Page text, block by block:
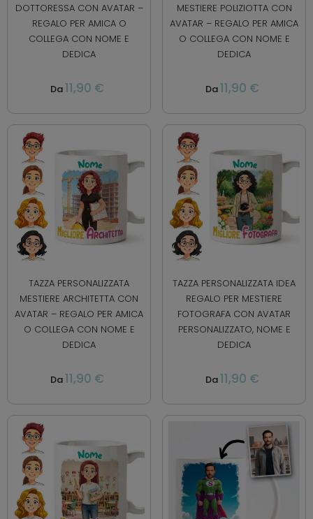
DOTTORESSA CON AVATAR –
REGALO PER AMICA O
COLLEGA CON NOME E
DEDICA
Da11,90 €
MESTIERE POLIZIOTTA CON
AVATAR – REGALO PER AMICA
O COLLEGA CON NOME E
DEDICA
Da11,90 €
TAZZA PERSONALIZZATA
MESTIERE ARCHITETTA CON
AVATAR – REGALO PER AMICA
O COLLEGA CON NOME E
DEDICA
Da11,90 €
TAZZA PERSONALIZZATA IDEA
REGALO PER MESTIERE
FOTOGRAFA CON AVATAR
PERSONALIZZATO, NOME E
DEDICA
Da11,90 €